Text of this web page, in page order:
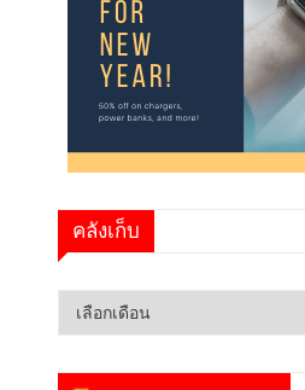
คลังเก็บ
คลัง